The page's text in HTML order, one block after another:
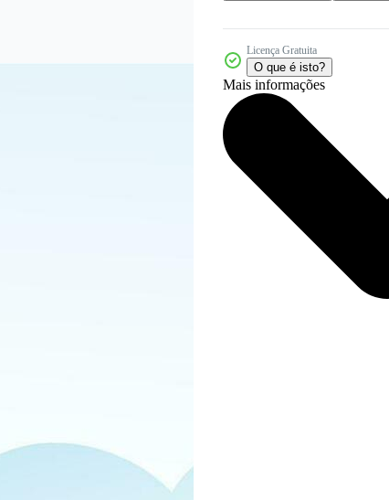
Licença Gratuita
O que é isto?
Mais informações